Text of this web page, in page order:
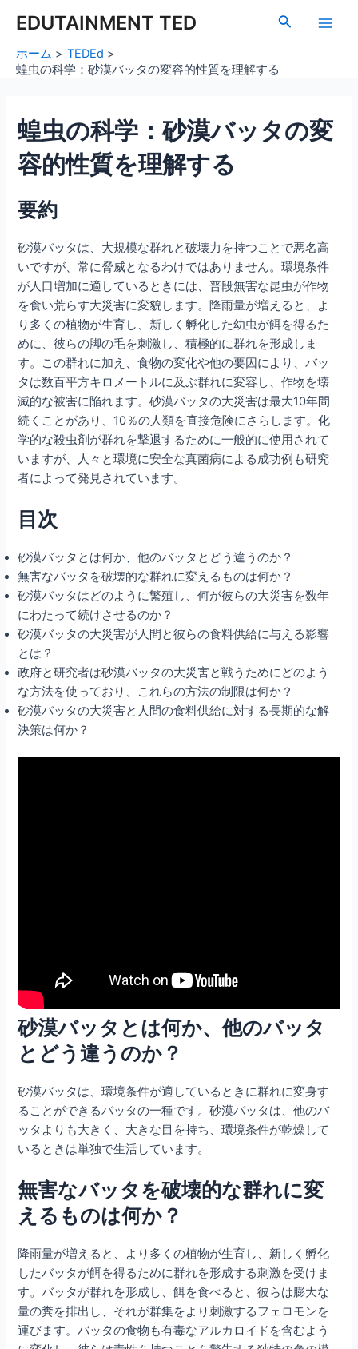
EDUTAINMENT TED
検
Main
ホーム
TEDEd
蝗虫の科学：砂漠バッタの変容的性質を理解する
蝗虫の科学：砂漠バッタの変
容的性質を理解する
要約
砂漠バッタは、大規模な群れと破壊力を持つことで悪名高
いですが、常に脅威となるわけではありません。環境条件
が人口増加に適しているときには、普段無害な昆虫が作物
を食い荒らす大災害に変貌します。降雨量が増えると、よ
り多くの植物が生育し、新しく孵化した幼虫が餌を得るた
めに、彼らの脚の毛を刺激し、積極的に群れを形成しま
す。この群れに加え、食物の変化や他の要因により、バッ
タは数百平方キロメートルに及ぶ群れに変容し、作物を壊
滅的な被害に陥れます。砂漠バッタの大災害は最大10年間
続くことがあり、10％の人類を直接危険にさらします。化
学的な殺虫剤が群れを撃退するために一般的に使用されて
いますが、人々と環境に安全な真菌病による成功例も研究
者によって発見されています。
目次
砂漠バッタとは何か、他のバッタとどう違うのか？
無害なバッタを破壊的な群れに変えるものは何か？
砂漠バッタはどのように繁殖し、何が彼らの大災害を数年
にわたって続けさせるのか？
砂漠バッタの大災害が人間と彼らの食料供給に与える影響
とは？
政府と研究者は砂漠バッタの大災害と戦うためにどのよう
な方法を使っており、これらの方法の制限は何か？
砂漠バッタの大災害と人間の食料供給に対する長期的な解
決策は何か？
砂漠バッタとは何か、他のバッタ
とどう違うのか？
砂漠バッタは、環境条件が適しているときに群れに変身す
ることができるバッタの一種です。砂漠バッタは、他のバ
ッタよりも大きく、大きな目を持ち、環境条件が乾燥して
いるときは単独で生活しています。
無害なバッタを破壊的な群れに変
えるものは何か？
降雨量が増えると、より多くの植物が生育し、新しく孵化
したバッタが餌を得るために群れを形成する刺激を受けま
す。バッタが群れを形成し、餌を食べると、彼らは膨大な
量の糞を排出し、それが群集をより刺激するフェロモンを
運びます。バッタの食物も有毒なアルカロイドを含むよう
navigation